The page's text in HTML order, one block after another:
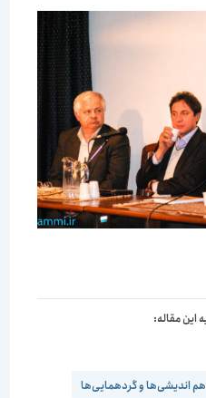
مقاله:
اندیشی‌ها و گردهمایی‌ها